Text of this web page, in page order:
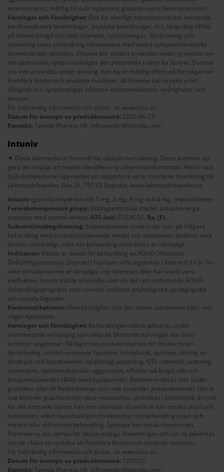
arterioskleros, måttlig till svår hypertoni, glaukom samt feokromocytom.
Varningar och försiktighet: Risk för skadligt substansbruk och beroende,
kardiovaskulära biverkningar, psykiska biverkningar, tics, långsiktig effekt
på tillväxt (längd och vikt), kramper, synstörningar, förskrivning och
utlämning samt användning tillsammans med andra sympatomimetiska
läkemedel bör undvikas. Elvanse bör endast användas under graviditet om
den potentiella nyttan överväger den potentiella risken för fostret. Elvanse
ska inte användas under amning. Kan ha en måttlig effekt på förmågan att
framföra fordon och använda maskiner, då Elvanse kan orsaka yrsel,
dåsighet och synstörningar inklusive ackommodations¬svårigheter och
dimsyn.
För fullständig information och priser, se www.fass.se.
Datum för översyn av produktresumé: 2026-06-23
Kontakt: Takeda Pharma AB, infosweden@takeda.com.
Intuniv
▼ Detta läkemedel är föremål för utökad övervakning. Detta kommer att
göra det möjligt att snabbt identifiera ny säkerhetsinformation. Hälso- och
sjukvårdspersonal uppmanas att rapportera varje misstänkt biverkning till:
Läkemedelsverket, Box 26, 751 03 Uppsala, www.lakemedelsverket.se.
Intuniv (guanfacinhydroklorid) 1 mg, 2 mg, 3 mg och 4 mg, depottabletter.
Farmakoterapeutisk grupp: Antihypertensiva medel, antiadrenerga
preparat med central verkan. ATC-kod: C02AC02. Rx, (F).
Subventionsbegränsning: Subventioneras endast när svar på tidigare
behandling med centralstimulerande medel och atomoxetin bedöms vara
kliniskt otillräckligt, eller när behandling med dessa är olämpligt.
Indikation: Intuniv är avsett för behandling av ADHD (Attention
Deficit/Hyperactivity Disorder) hos barn och ungdomar i åldern 6-17 år för
vilka stimulantia inte är lämpliga, inte tolereras eller har visats vara
ineffektiva. Intuniv måste användas som en del i ett omfattande ADHD-
behandlingsprogram, som normalt omfattar psykologiska, pedagogiska
och sociala åtgärder.
Kontraindikationer: Överkänslighet mot den aktiva substansen eller mot
något hjälpämne.
Varningar och försiktighet: Behandlingen måste påbörjas under
överinseende av lämplig specialist på beteendestörningar hos barn
och/eller ungdomar. Vänligen läs produktresumén för Intuniv innan
förskrivning, särskilt avseende hypotoni, bradykardi, synkope, ökning av
blodtryck och hjärtfrekvens vid plötslig utsättning, QTc- intervall, sedering,
somnolens, självmordstankar, aggression, effekter på längd, vikt och
kroppsmasseindex (BMI) samt hjälpämnen. Rekommenderas inte under
graviditet eller till fertila kvinnor som inte använder preventivmedel. Det är
inte känt om guanfacin och dess metaboliter utsöndras i bröstmjölk. En risk
för det ammade barnet kan inte uteslutas. Guanfacin kan orsaka yrsel och
somnolens, vilket huvudsakligen förekommer vid behandlingsstart och
mindre ofta vid fortsatt behandling. Synkope har också observerats.
Patienterna ska varnas för dessa möjliga biverkningar och om de påverkas
ska de rådas att undvika att framföra fordon och använda maskiner.
För fullständig information och priser, se www.fass.se.
Datum för översyn av produktresumé: 12/2025
Kontakt: Takeda Pharma AB, infosweden@takeda.com.